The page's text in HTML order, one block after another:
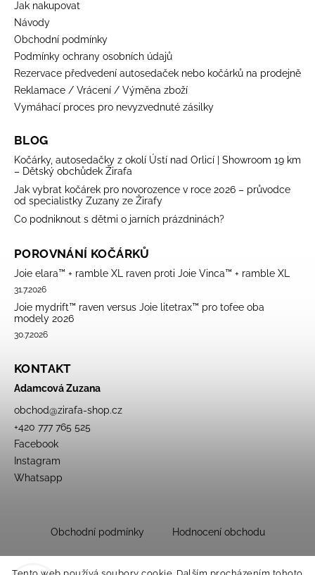
Jak nakupovat
Návody
Obchodní podmínky
Podmínky ochrany osobních údajů
Rezervace předvedení autosedaček nebo kočárků na prodejně
Reklamace / Vrácení / Výměna zboží
Vymáhací proces pro nevyzvednuté zásilky
BLOG
Kočárky, autosedačky z okolí Ústí nad Orlicí | Showroom 19 km
– Dětský obchůdek Žirafa
Jak vybrat kočárek pro novorozence v roce 2026 – průvodce
od specialistky Zuzany ze Žirafy
Co podniknout s dětmi o jarních prázdninách?
POROVNÁNÍ KOČÁRKŮ
Joie elara™ + ramble XL raven proti Joie Vinca™ + ramble XL
31.7.2026
Joie mydrift™ raven versus Joie litetrax™ pro tofee oba
modely 2026
30.7.2026
KONTAKT
Adamcová Zuzana
obchod@zirafa-shop.cz
+420 777 765 525
Facebook
Instagram
Whatsapp
Obchodní podmínky Hodnocení obchodu